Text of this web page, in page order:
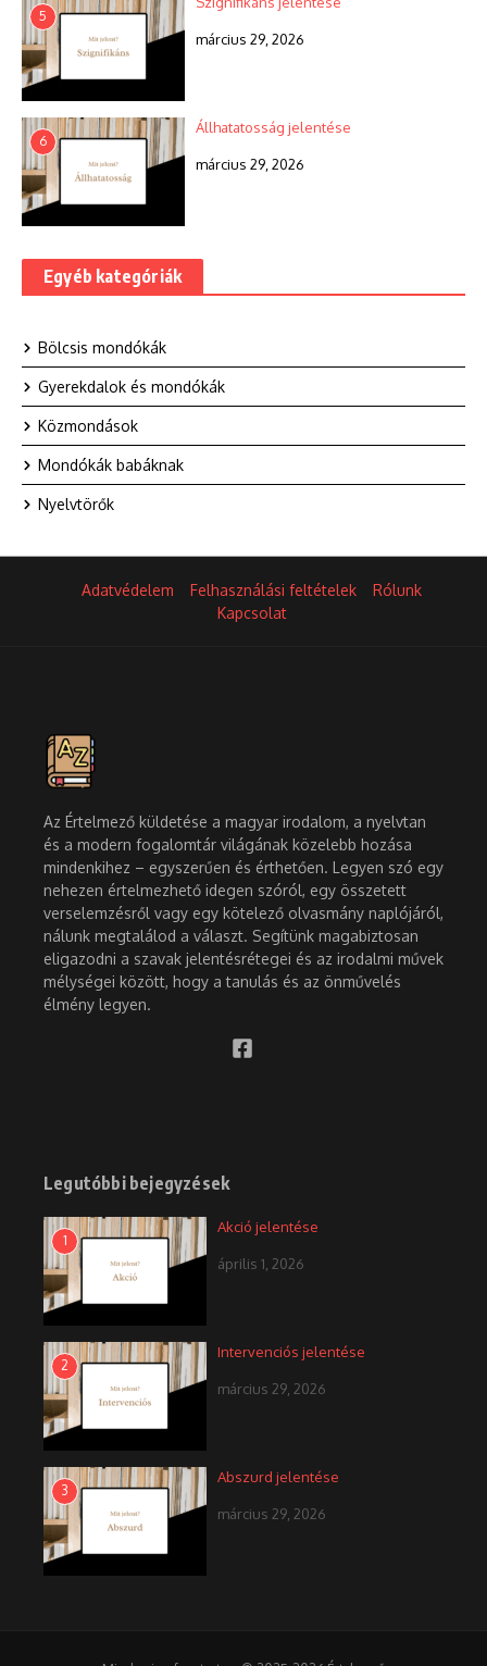
5
március 29, 2026
6
Állhatatosság jelentése
március 29, 2026
Egyéb kategóriák
Bölcsis mondókák
Gyerekdalok és mondókák
Közmondások
Mondókák babáknak
Nyelvtörők
Adatvédelem Felhasználási feltételek
Rólunk
Kapcsolat
Az Értelmező küldetése a magyar irodalom, a nyelvtan
és a modern fogalomtár világának közelebb hozása
mindenkihez – egyszerűen és érthetően. Legyen szó egy
nehezen értelmezhető idegen szóról, egy összetett
verselemzésről vagy egy kötelező olvasmány naplójáról,
nálunk megtalálod a választ. Segítünk magabiztosan
eligazodni a szavak jelentésrétegei és az irodalmi művek
mélységei között, hogy a tanulás és az önművelés
élmény legyen.
Legutóbbi bejegyzések
1
Akció jelentése
április 1, 2026
2
Intervenciós jelentése
március 29, 2026
3
Abszurd jelentése
március 29, 2026